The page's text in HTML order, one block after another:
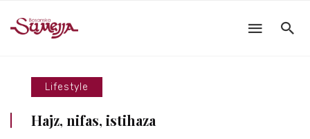
Lifestyle
Hajz, nifas, istihaza